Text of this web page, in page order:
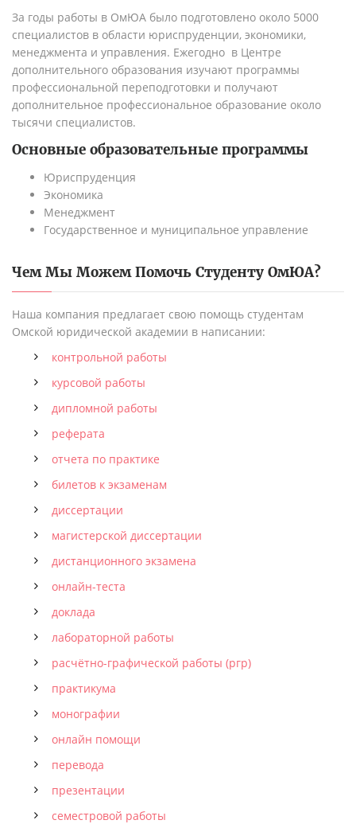
За годы работы в ОмЮА было подготовлено около 5000
специалистов в области юриспруденции, экономики,
менеджмента и управления. Ежегодно в Центре
дополнительного образования изучают программы
профессиональной переподготовки и получают
дополнительное профессиональное образование около
тысячи специалистов.
Основные образовательные программы
Юриспруденция
Экономика
Менеджмент
Государственное и муниципальное управление
Чем Мы Можем Помочь Студенту ОмЮА?
Наша компания предлагает свою помощь студентам
Омской юридической академии в написании:
контрольной работы
курсовой работы
дипломной работы
реферата
отчета по практике
билетов к экзаменам
диссертации
магистерской диссертации
дистанционного экзамена
онлайн-теста
доклада
лабораторной работы
расчётно-графической работы (ргр)
практикума
монографии
онлайн помощи
перевода
презентации
семестровой работы